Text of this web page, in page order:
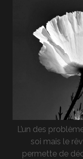
L’un des
soi mais le
permette de